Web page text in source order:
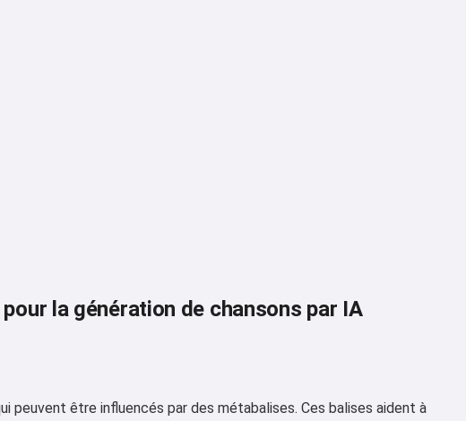
la génération de chansons par IA
peuvent être influencés par des métabalises. Ces balises aident à